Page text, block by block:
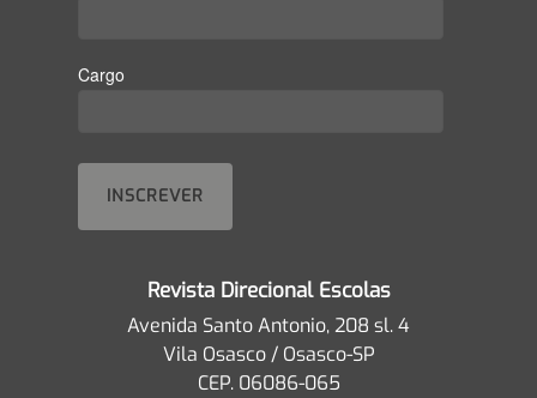
Cargo
Revista Direcional Escolas
Avenida Santo Antonio, 208 sl. 4
Vila Osasco / Osasco-SP
CEP. 06086-065